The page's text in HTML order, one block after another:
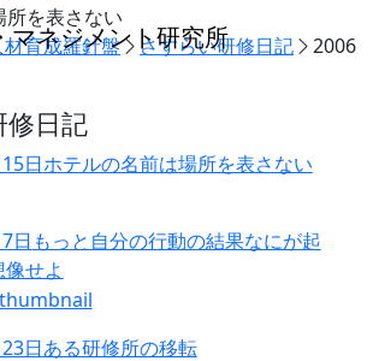
育成羅針盤 さすらい研修日記
2006
日記
日ホテルの名前は場所を表さない
日 もっと自分の行動の結果なにが起
せよ
日ある研修所の移転